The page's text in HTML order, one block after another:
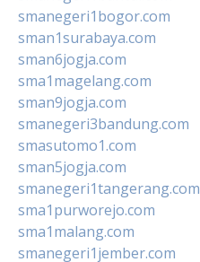
smanegeri1bogor.com
sman1surabaya.com
sman6jogja.com
sma1magelang.com
sman9jogja.com
smanegeri3bandung.com
smasutomo1.com
sman5jogja.com
smanegeri1tangerang.com
sma1purworejo.com
sma1malang.com
smanegeri1jember.com